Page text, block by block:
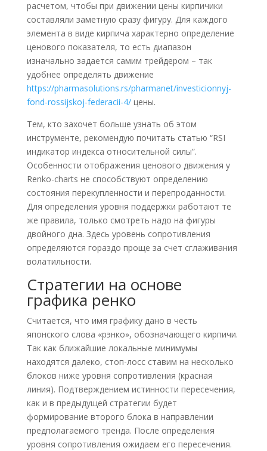
расчетом, чтобы при движении цены кирпичики
составляли заметную сразу фигуру. Для каждого
элемента в виде кирпича характерно определение
ценового показателя, то есть диапазон
изначально задается самим трейдером – так
удобнее определять движение
https://pharmasolutions.rs/pharmanet/investicionnyj-
fond-rossijskoj-federacii-4/цены.
Тем, кто захочет больше узнать об этом
инструменте, рекомендую почитать статью “RSI
индикатор индекса относительной силы”.
Особенности отображения ценового движения у
Renko-charts не способствуют определению
состояния перекупленности и перепроданности.
Для определения уровня поддержки работают те
же правила, только смотреть надо на фигуры
двойного дна. Здесь уровень сопротивления
определяются гораздо проще за счет сглаживания
волатильности.
Стратегии на основе
графика ренко
Считается, что имя графику дано в честь
японского слова «рэнко», обозначающего кирпичи.
Так как ближайшие локальные минимумы
находятся далеко, стоп-лосс ставим на несколько
блоков ниже уровня сопротивления (красная
линия). Подтверждением истинности пересечения,
как и в предыдущей стратегии будет
формирование второго блока в направлении
предполагаемого тренда. После определения
уровня сопротивления ожидаем его пересечения.